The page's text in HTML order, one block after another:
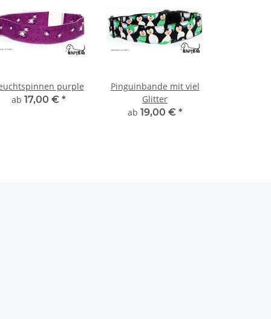
purple
ab 17,00 € *
Pinguinbande mit viel
Glitter
ab 19,00 € *